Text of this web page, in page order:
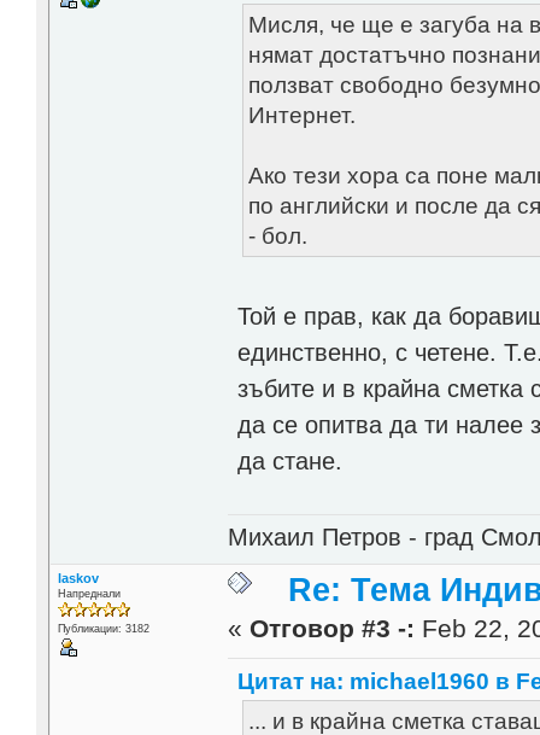
Мисля, че ще е загуба на
нямат достатъчно
ползват свободно
Интернет.
Ако тези хора са поне
по английски и после да
- бол.
Той е прав, как да
единственно, с четене.
зъбите и в крайна сметка
да се опитва да ти налее
да стане.
Михаил Петров - град
laskov
Напреднали
Публикации: 3182
Re: Тема
« Отговор #3 -: Feb 22,
Цитат на: michael1960 в
... и в крайна сметка